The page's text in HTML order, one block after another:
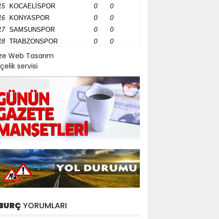
KOCAELİSPOR 0
0
KONYASPOR 0
0
SAMSUNSPOR 0
0
TRABZONSPOR 0 0
Web Tasarım
servisi
YORUMLARI